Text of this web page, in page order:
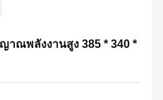
าณพลังงานสูง 385 * 340 *